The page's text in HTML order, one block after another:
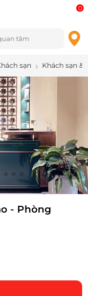
0
sạn Khách sạn &
9/12
- Phòng